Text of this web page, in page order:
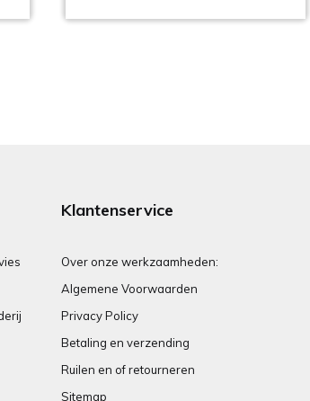
Klantenservice
Over onze werkzaamheden:
Algemene Voorwaarden
Privacy Policy
Betaling en verzending
Ruilen en of retourneren
Sitemap